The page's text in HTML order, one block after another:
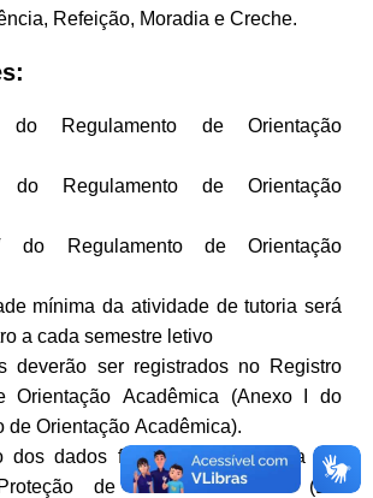
Refeição, Moradia e Creche.
Regulamento de Orientação
Regulamento de Orientação
do Regulamento de Orientação
mínima da atividade de tutoria será
a cada semestre letivo
deverão ser registrados no Registro
Orientação Acadêmica (Anexo I do
de Orientação Acadêmica).
dos dados fornecidos respeita a Lei
de Dados Pessoais (Lei